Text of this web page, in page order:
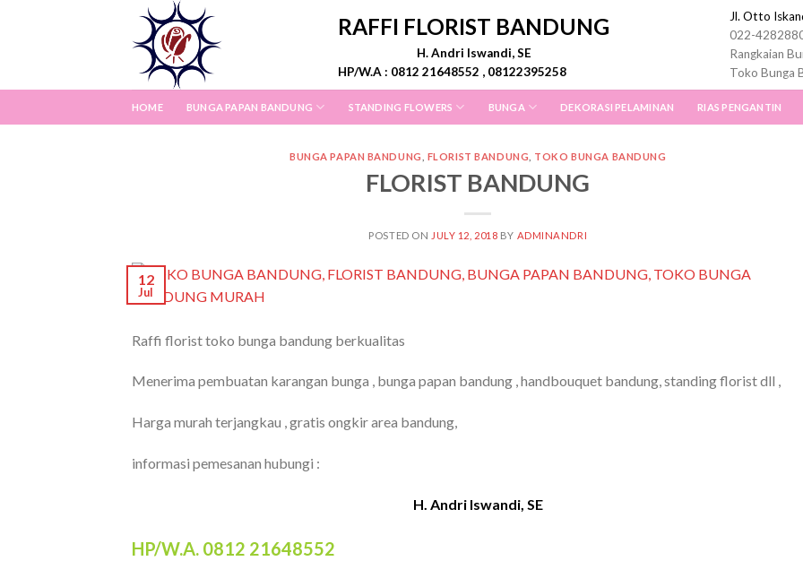
RAFFI FLORIST BANDUNG
H. Andri Iswandi, SE
HP/W.A : 0812 21648552 , 08122395258
Jl. Otto
022-
Rangkaian
Toko Bunga
HOME BUNGA PAPAN BANDUNG STANDING FLOWERS BUNGA DEKORASI PELAMINAN RIAS PENGANTIN
BUNGA PAPAN BANDUNG FLORIST BANDUNG TOKO BUNGA BANDUNG
FLORIST BANDUNG
POSTED ON JULY 12, 2018 BY ADMINANDRI
12
Jul
Raffi florist toko bunga bandung berkualitas
Menerima pembuatan karangan bunga , bunga papan bandung , handbouquet bandung, standing florist dll ,
Harga murah terjangkau , gratis ongkir area bandung,
informasi pemesanan hubungi :
H. Andri Iswandi, SE
HP/W.A. 0812 21648552